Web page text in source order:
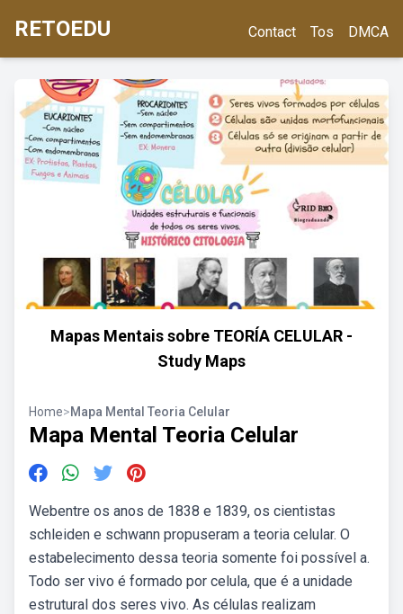
RETOEDU Contact Tos DMCA
Mapas Mentais sobre TEORÍA CELULAR -
Study Maps
Home>Mapa Mental Teoria Celular
Mapa Mental Teoria Celular
Webentre os anos de 1838 e 1839, os cientistas
schleiden e schwann propuseram a teoria celular. O
estabelecimento dessa teoria somente foi possível a.
Todo ser vivo é formado por celula, que é a unidade
estrutural dos seres vivo. As células realizam